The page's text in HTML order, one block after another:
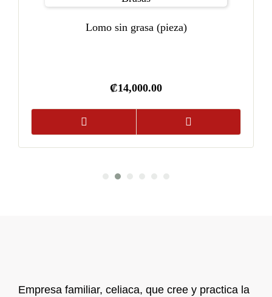
Lomo sin grasa (pieza)
₡14,000.00
Empresa familiar, celiaca, que cree y practica la